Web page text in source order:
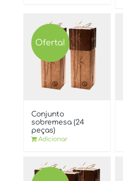
Oferta!
Conjunto
sobremesa (24
peças)
Adicionar